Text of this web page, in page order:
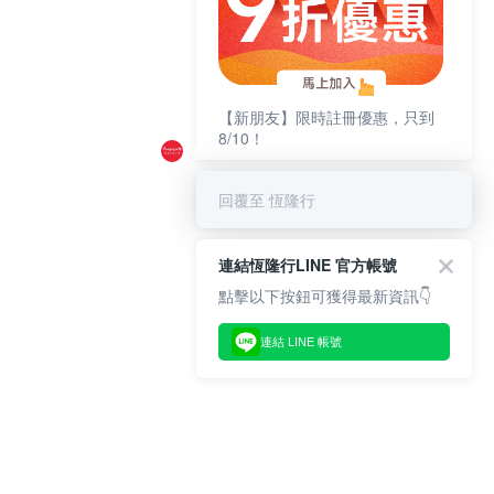
【新朋友】限時註冊優惠，只到
8/10！
回覆至 恆隆行
連結恆隆行LINE 官方帳號
點擊以下按鈕可獲得最新資訊👇
連結 LINE 帳號